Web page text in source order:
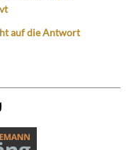
auf die Antwort